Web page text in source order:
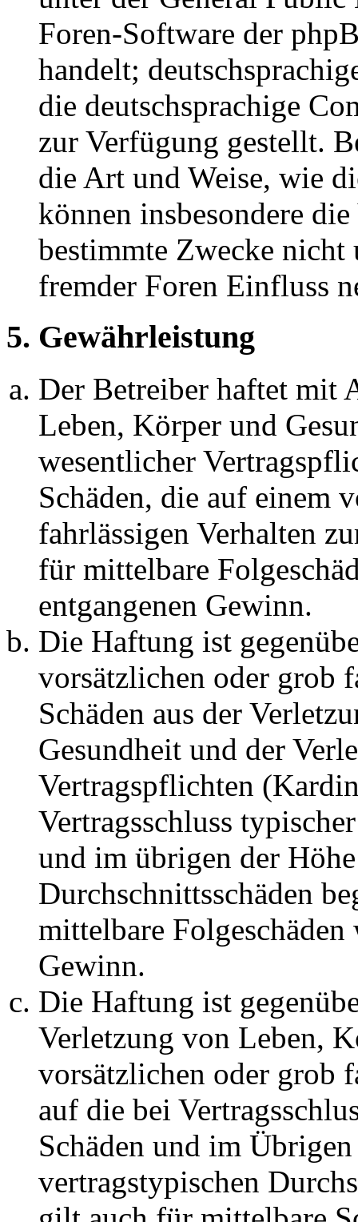
Foren-Software der
handelt;
die deutschsprachige
zur Verfügung gestellt.
die Art und Weise, wie
können insbesondere
bestimmte Zwecke nicht
fremder Foren Einfluss
5. Gewährleistung
Der Betreiber haftet mit
Leben, Körper und
wesentlicher
Schäden, die auf einem
fahrlässigen Verhalten
für mittelbare
entgangenen Gewinn.
Die Haftung ist
vorsätzlichen oder grob
Schäden aus der
Gesundheit und der
Vertragspflichten
Vertragsschluss
und im übrigen der
Durchschnittsschäden
mittelbare Folgeschäden
Gewinn.
Die Haftung ist
Verletzung von Leben,
vorsätzlichen oder grob
auf die bei
Schäden und im
vertragstypischen